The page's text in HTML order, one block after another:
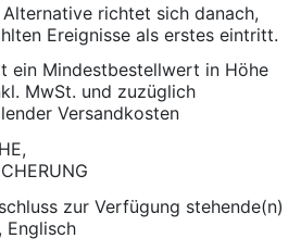
richtet sich danach,
Ereignisse als erstes eintritt.
ein Mindestbestellwert in Höhe
MwSt. und zuzüglich
Versandkosten
zur Verfügung stehende(n)
Englisch